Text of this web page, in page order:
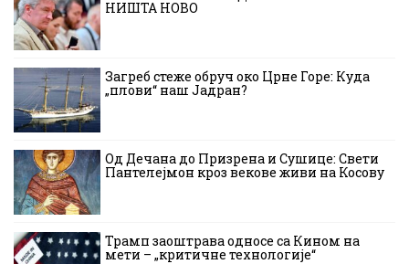
НИШТА НОВО
Загреб стеже обруч око Црне Горе: Куда
„плови“ наш Јадран?
Од Дечана до Призрена и Сушице: Свети
Пантелејмон кроз векове живи на Косову
Трамп заоштрава односе са Кином на
мети – „критичне технологије“